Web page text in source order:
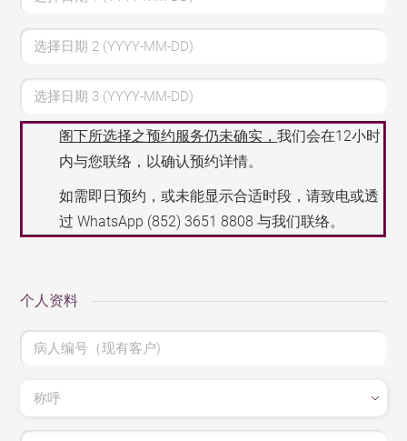
选择日期 2 (YYYY-MM-DD)
选择日期 3 (YYYY-MM-DD)
阁下所选择之预约服务仍未确实，我们会在12小时
内与您联络，以确认预约详情。
如需即日预约，或未能显示合适时段，请致电或透
过 WhatsApp (852) 3651 8808 与我们联络。
个人资料
病人编号（现有客户)
称呼